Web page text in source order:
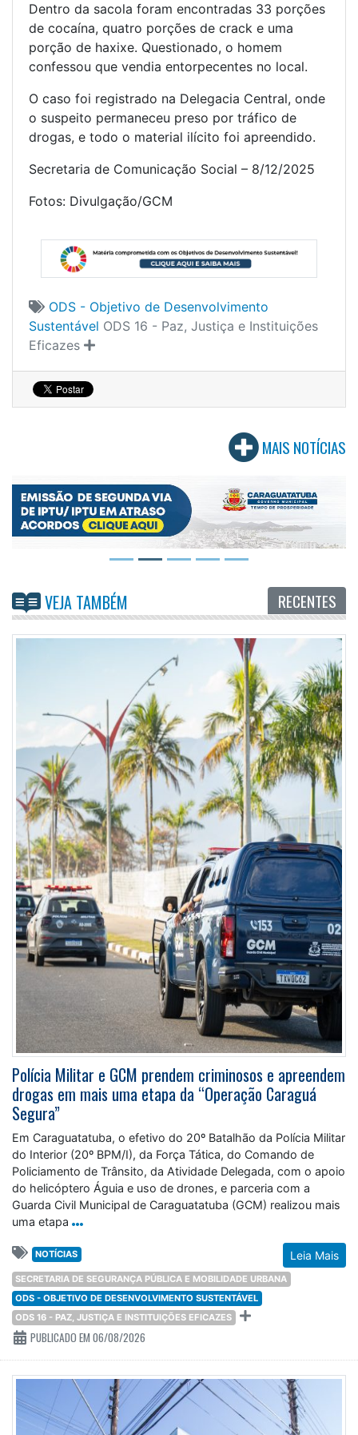
Dentro da sacola foram encontradas 33 porções
de cocaína, quatro porções de crack e uma
porção de haxixe. Questionado, o homem
confessou que vendia entorpecentes no local.
O caso foi registrado na Delegacia Central, onde
o suspeito permaneceu preso por tráfico de
drogas, e todo o material ilícito foi apreendido.
Secretaria de Comunicação Social – 8/12/2025
Fotos: Divulgação/GCM
ODS - Objetivo de Desenvolvimento
Sustentável ODS 16 - Paz, Justiça e Instituições
Eficazes
MAIS NOTÍCIAS
VEJA TAMBÉM RECENTES
Polícia Militar e GCM prendem criminosos e apreendem
drogas em mais uma etapa da “Operação Caraguá
Segura”
Em Caraguatatuba, o efetivo do 20º Batalhão da Polícia Militar
do Interior (20º BPM/I), da Força Tática, do Comando de
Policiamento de Trânsito, da Atividade Delegada, com o apoio
do helicóptero Águia e uso de drones, e parceria com a
Guarda Civil Municipal de Caraguatatuba (GCM) realizou mais
uma etapa
Leia Mais
NOTÍCIAS
SECRETARIA DE SEGURANÇA PÚBLICA E MOBILIDADE URBANA
ODS - OBJETIVO DE DESENVOLVIMENTO SUSTENTÁVEL
ODS 16 - PAZ, JUSTIÇA E INSTITUIÇÕES EFICAZES
PUBLICADO EM 06/08/2026